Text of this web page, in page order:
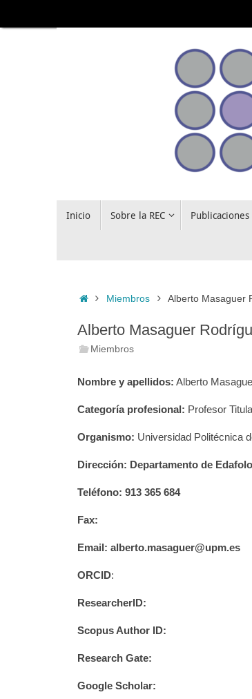
al
Inicio Sobre la REC Publicaciones
InicioMiembros Alberto Masaguer
Alberto Masaguer
Miembros
Nombre y apellidos: Alberto
Categoría profesional: Profesor
Organismo: Universidad Politécnica
Dirección: Departamento de
Teléfono: 913 365 684
Fax:
Email: alberto.masaguer@upm.es
ORCID:
ResearcherID:
Scopus Author ID:
Research Gate:
Google Scholar: